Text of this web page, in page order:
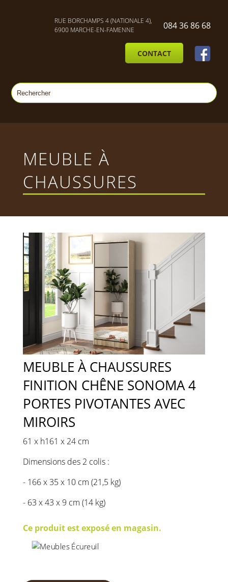
RUE BORCHAMPS 4 (NATIONALE 4),
6900 MARCHE-EN-FAMENNE
084 36 86 68
CONTACT
MEUBLE À
CHAUSSURES
MEUBLE À CHAUSSURES
FINITION CHÊNE SONOMA 4
PORTES PIVOTANTES AVEC
MIROIRS
61 x h161 x 24 cm
Dimensions des 2 colis :
- 166 x 35 x 10 cm (21,5 kg)
- 63 x 43 x 9 cm (14 kg)
Ce produit est exposé en magasin.